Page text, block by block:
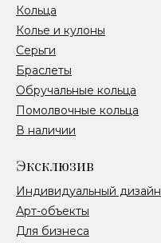
Эксклюзив
Для бизнеса
Арт-объекты
Индивидуальный дизайн
Помолвочные кольца
Обручальные кольца
Браслеты
Серьги
Колье и кулоны
Кольца
В наличии